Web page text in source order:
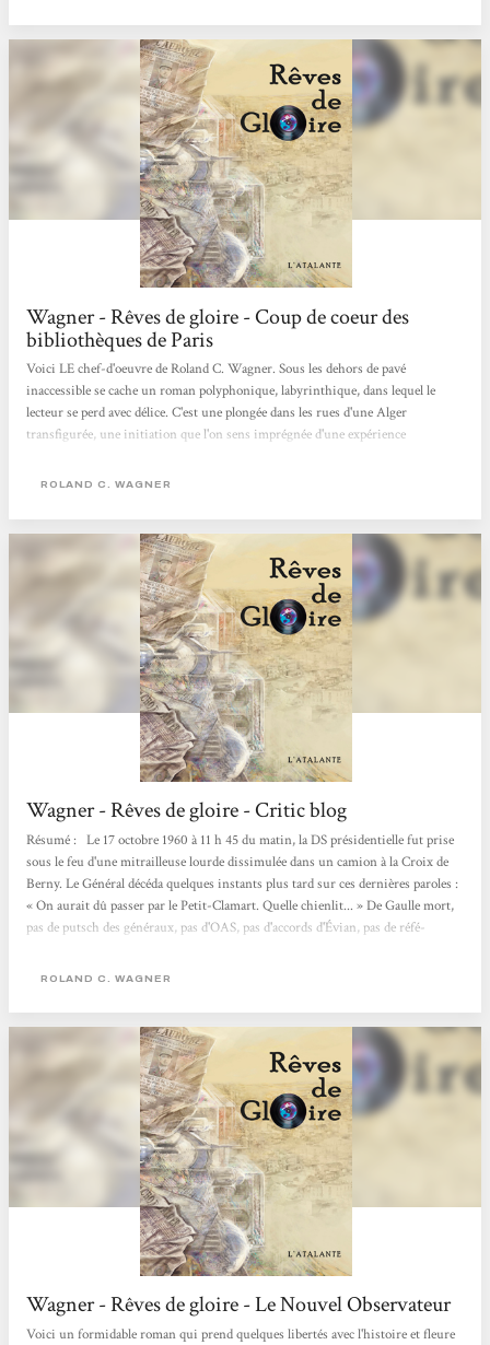
incroyablement différente.*...
Wagner - Rêves de gloire - Coup de coeur des
bibliothèques de Paris
Voici LE chef-d'oeuvre de Roland C. Wagner. Sous les dehors de pavé
inaccessible se cache un roman polyphonique, labyrinthique, dans lequel le
lecteur se perd avec délice. C'est une plongée dans les rues d'une Alger
transfigurée, une initiation que l'on sens imprégnée d'une expérience
laquelle chacun saura trouver son bonheur. Coup de coeur 2011 du collectif de
ROLAND C. WAGNER
Wagner - Rêves de gloire - Critic blog
Résumé : Le 17 octobre 1960 à 11 h 45 du matin, la DS présidentielle fut prise
sous le feu d'une mitrail­leuse lourde dissimulée dans un camion à la Croix de
Berny. Le Général décéda quelques instants plus tard sur ces dernières paroles :
« On aurait dû passer par le Petit-Clamart. Quelle chienlit... » De Gaulle mort,
pas de putsch des généraux, pas d'OAS, pas d'accords d'Évian, pas de réfé­
tionneur de disques pour une pièce...
ROLAND C. WAGNER
Wagner - Rêves de gloire - Le Nouvel Observateur
Voici un formidable roman qui prend quelques libertés avec l'histoire et fleure